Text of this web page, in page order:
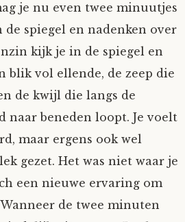
je nu even twee minuutjes
spiegel en nadenken over
kijk je in de spiegel en
blik vol ellende, de zeep die
de kwijl die langs de
naar beneden loopt. Je voelt
maar ergens ook wel
gezet. Het was niet waar je
een nieuwe ervaring om
de twee minuten